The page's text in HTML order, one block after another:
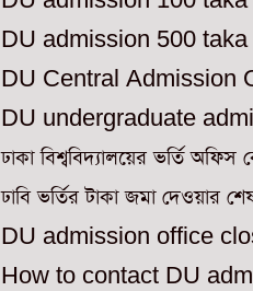
DU admission 500
DU Central Admission
DU undergraduate
ঢাকা বিশ্ববিদ্যালয়ের ভর্তি অফিস
ঢাবি ভর্তির টাকা জমা দেওয়ার
DU admission office
How to contact DU